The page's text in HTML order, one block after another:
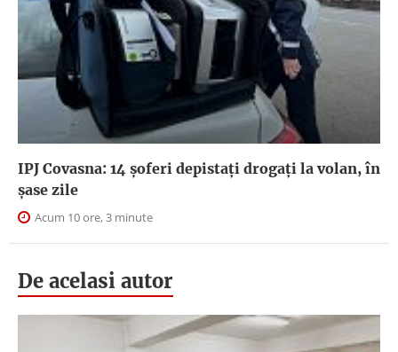
IPJ Covasna: 14 șoferi depistați drogați la volan, în
șase zile
Acum 10 ore, 3 minute
De acelasi autor